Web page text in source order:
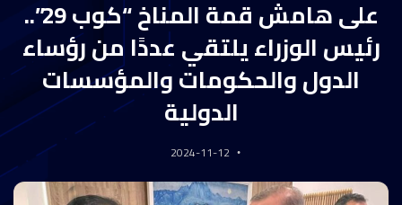
على هامش قمة المناخ “كوب 29”..
رئيس الوزراء يلتقي عددًا من رؤساء
الدول والحكومات والمؤسسات
الدولية
2024-11-12